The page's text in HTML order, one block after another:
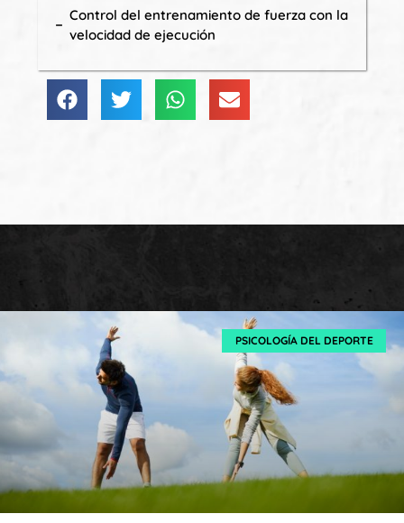
Control del entrenamiento de fuerza con la
velocidad de ejecución
PSICOLOGÍA DEL DEPORTE